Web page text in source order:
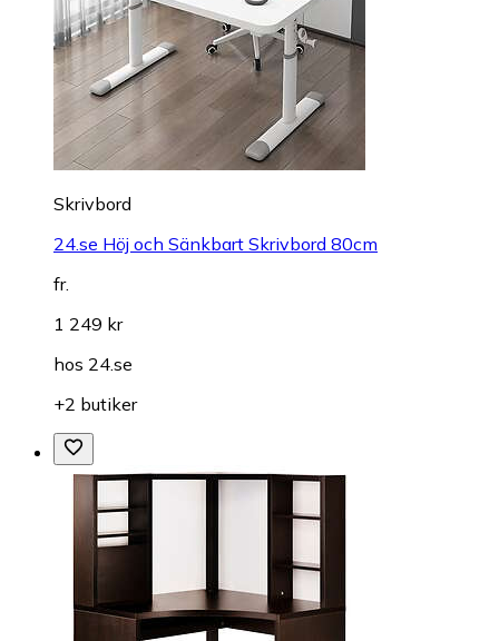
Skrivbord
24.se Höj och Sänkbart Skrivbord 80cm
fr.
1 249 kr
hos 24.se
+2 butiker